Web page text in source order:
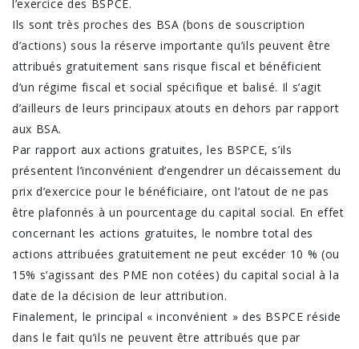
l’exercice des BSPCE.
Ils sont très proches des BSA (bons de souscription
d’actions) sous la réserve importante qu’ils peuvent être
attribués gratuitement sans risque fiscal et bénéficient
d’un régime fiscal et social spécifique et balisé. Il s’agit
d’ailleurs de leurs principaux atouts en dehors par rapport
aux BSA.
Par rapport aux actions gratuites, les BSPCE, s’ils
présentent l’inconvénient d’engendrer un décaissement du
prix d’exercice pour le bénéficiaire, ont l’atout de ne pas
être plafonnés à un pourcentage du capital social. En effet
concernant les actions gratuites, le nombre total des
actions attribuées gratuitement ne peut excéder 10 % (ou
15% s’agissant des PME non cotées) du capital social à la
date de la décision de leur attribution.
Finalement, le principal « inconvénient » des BSPCE réside
dans le fait qu’ils ne peuvent être attribués que par